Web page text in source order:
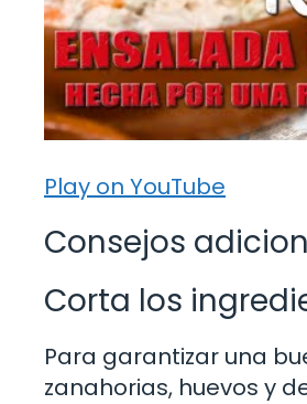
Play on YouTube
Consejos
Corta los
Para garantizar una
zanahorias, huevos y